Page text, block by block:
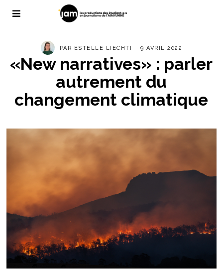
PAR ESTELLE LIECHTI 9 AVRIL 2022
«New narratives» : parler
autrement du
changement climatique